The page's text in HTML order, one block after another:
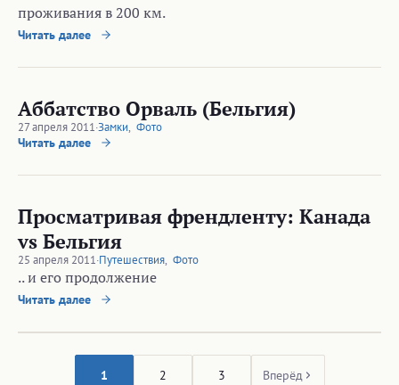
проживания в 200 км.
Читать далее
Аббатство Орваль (Бельгия)
27 апреля 2011·Замки, Фото
Читать далее
Просматривая френдленту: Канада
vs Бельгия
25 апреля 2011·Путешествия, Фото
.. и его продолжение
Читать далее
1 2 3 Вперёд